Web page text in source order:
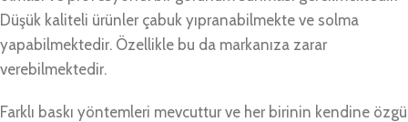
Düşük kaliteli ürünler çabuk yıpranabilmekte ve solma
yapabilmektedir. Özellikle bu da markanıza zarar
verebilmektedir.
Farklı baskı yöntemleri mevcuttur ve her birinin kendine özgü